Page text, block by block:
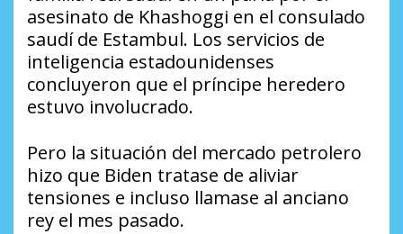
asesinato de Khashoggi en el consulado
saudí de Estambul. Los servicios de
inteligencia estadounidenses
concluyeron que el príncipe heredero
estuvo involucrado.
Pero la situación del mercado petrolero
hizo que Biden tratase de aliviar
tensiones e incluso llamase al anciano
rey el mes pasado.